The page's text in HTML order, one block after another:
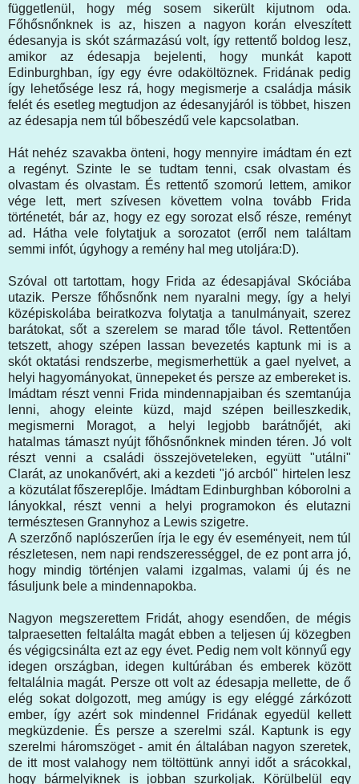
függetlenül, hogy még sosem sikerült kijutnom oda.
Főhősnőnknek is az, hiszen a nagyon korán elveszített
édesanyja is skót származású volt, így rettentő boldog lesz,
amikor az édesapja bejelenti, hogy munkát kapott
Edinburghban, így egy évre odaköltöznek. Fridának pedig
így lehetősége lesz rá, hogy megismerje a családja másik
felét és esetleg megtudjon az édesanyjáról is többet, hiszen
az édesapja nem túl bőbeszédű vele kapcsolatban.
Hát nehéz szavakba önteni, hogy mennyire imádtam én ezt
a regényt. Szinte le se tudtam tenni, csak olvastam és
olvastam és olvastam. És rettentő szomorú lettem, amikor
vége lett, mert szívesen követtem volna tovább Frida
történetét, bár az, hogy ez egy sorozat első része, reményt
ad. Hátha vele folytatjuk a sorozatot (erről nem találtam
semmi infót, úgyhogy a remény hal meg utoljára:D).
Szóval ott tartottam, hogy Frida az édesapjával Skóciába
utazik. Persze főhősnőnk nem nyaralni megy, így a helyi
középiskolába beiratkozva folytatja a tanulmányait, szerez
barátokat, sőt a szerelem se marad tőle távol. Rettentően
tetszett, ahogy szépen lassan bevezetés kaptunk mi is a
skót oktatási rendszerbe, megismerhettük a gael nyelvet, a
helyi hagyományokat, ünnepeket és persze az embereket is.
Imádtam részt venni Frida mindennapjaiban és szemtanúja
lenni, ahogy eleinte küzd, majd szépen beilleszkedik,
megismerni Moragot, a helyi legjobb barátnőjét, aki
hatalmas támaszt nyújt főhősnőnknek minden téren. Jó volt
részt venni a családi összejöveteleken, együtt "utálni"
Clarát, az unokanővért, aki a kezdeti "jó arcból" hirtelen lesz
a közutálat főszereplője. Imádtam Edinburghban kóborolni a
lányokkal, részt venni a helyi programokon és elutazni
természtesen Grannyhoz a Lewis szigetre.
A szerzőnő naplószerűen írja le egy év eseményeit, nem túl
részletesen, nem napi rendszerességgel, de ez pont arra jó,
hogy mindig történjen valami izgalmas, valami új és ne
fásuljunk bele a mindennapokba.
Nagyon megszerettem Fridát, ahogy esendően, de mégis
talpraesetten feltalálta magát ebben a teljesen új közegben
és végigcsinálta ezt az egy évet. Pedig nem volt könnyű egy
idegen országban, idegen kultúrában és emberek között
feltalálnia magát. Persze ott volt az édesapja mellette, de ő
elég sokat dolgozott, meg amúgy is egy eléggé zárkózott
ember, így azért sok mindennel Fridának egyedül kellett
megküzdenie. És persze a szerelmi szál. Kaptunk is egy
szerelmi háromszöget - amit én általában nagyon szeretek,
de itt most valahogy nem töltöttünk annyi időt a srácokkal,
hogy bármelyiknek is jobban szurkoljak. Körülbelül egy